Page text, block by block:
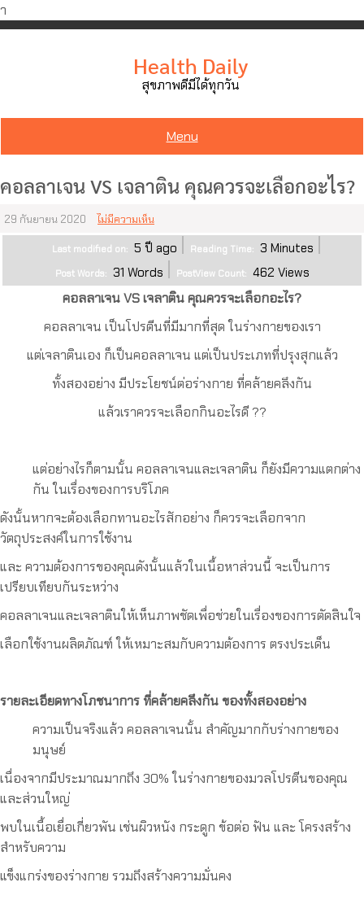
ำ
Skip
Health Daily
สุขภาพดีมีได้ทุกวัน
Menu
คอลลาเจน VS เจลาติน คุณควรจะเลือกอะไร?
29 กันยายน 2020 ไม่มีความเห็น
Last modified on: 5 ปี ago Reading Time: 3 Minutes
Post Words: 31 Words PostView Count: 462 Views
คอลลาเจน VS เจลาติน คุณควรจะเลือกอะไร?
คอลลาเจน เป็นโปรตีนที่มีมากที่สุด ในร่างกายของเรา
แต่เจลาตินเอง ก็เป็นคอลลาเจน แต่เป็นประเภทที่ปรุงสุกแล้ว
ทั้งสองอย่าง มีประโยชน์ต่อร่างกาย ที่คล้ายคลึงกัน
แล้วเราควรจะเลือกกินอะไรดี ??
แต่อย่างไรก็ตามนั้น คอลลาเจนและเจลาติน ก็ยังมีความแตกต่าง
กัน ในเรื่องของการบริโภค
ดังนั้นหากจะต้องเลือกทานอะไรสักอย่าง ก็ควรจะเลือกจาก
วัตถุประสงค์ในการใช้งาน
และ ความต้องการของคุณดังนั้นแล้วในเนื้อหาส่วนนี้ จะเป็นการ
เปรียบเทียบกันระหว่าง
คอลลาเจนและเจลาตินให้เห็นภาพชัดเพื่อช่วยในเรื่องของการตัดสินใจ
เลือกใช้งานผลิตภัณฑ์ ให้เหมาะสมกับความต้องการ ตรงประเด็น
รายละเอียดทางโภชนาการ ที่คล้ายคลึงกัน ของทั้งสองอย่าง
ความเป็นจริงแล้ว คอลลาเจนนั้น สำคัญมากกับร่างกายของ
มนุษย์
เนื่องจากมีประมาณมากถึง 30% ในร่างกายของมวลโปรตีนของคุณ
และส่วนใหญ่
พบในเนื้อเยื่อเกี่ยวพัน เช่นผิวหนัง กระดูก ข้อต่อ ฟัน และ โครงสร้าง
สำหรับความ
แข็งแกร่งของร่างกาย รวมถึงสร้างความมั่นคง